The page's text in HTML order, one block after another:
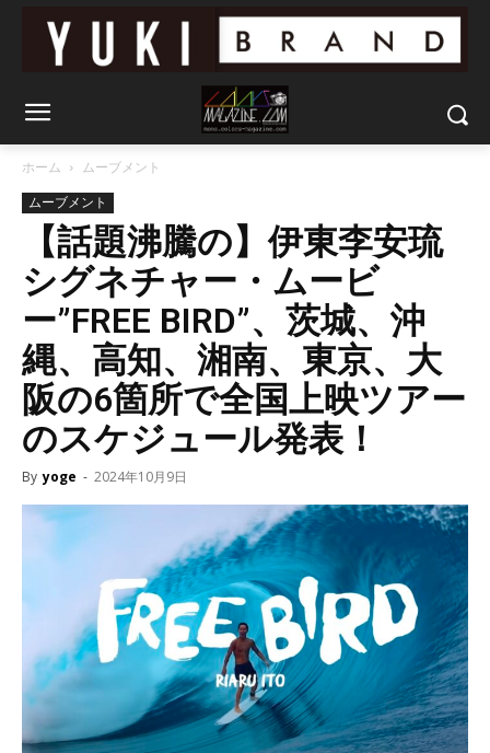
ホーム
ムーブメント
ムーブメント
【話題沸騰の】伊東李安琉
シグネチャー・ムービ
ー”FREE BIRD”、茨城、沖
縄、高知、湘南、東京、大
阪の6箇所で全国上映ツアー
のスケジュール発表！
By yoge - 2024年10月9日